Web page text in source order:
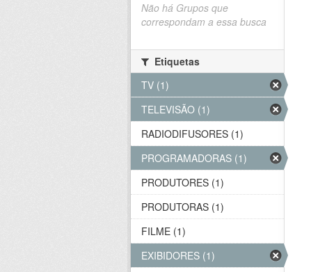
Não há Grupos que
correspondam a essa busca
Etiquetas
TV (1)
TELEVISÃO (1)
RADIODIFUSORES (1)
PROGRAMADORAS (1)
PRODUTORES (1)
PRODUTORAS (1)
FILME (1)
EXIBIDORES (1)